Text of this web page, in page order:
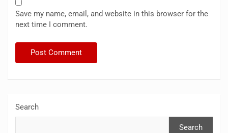
Save my name, email, and website in this browser for the
next time I comment.
Search
Search